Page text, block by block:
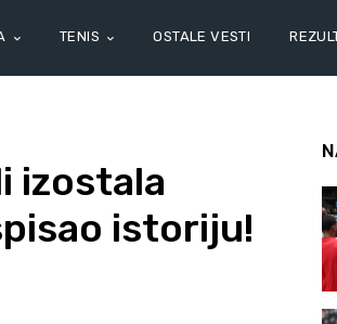
TENIS OSTALE VESTI
izostala
istoriju!